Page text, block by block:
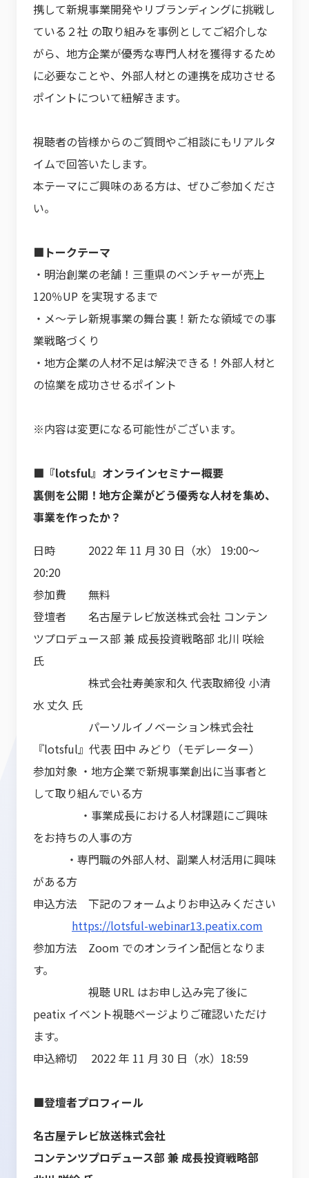
携して新規事業開発やリブランディングに挑戦し
ている２社 の取り組みを事例としてご紹介しな
がら、地方企業が優秀な専門人材を獲得するため
に必要なことや、外部人材との連携を成功させる
ポイントについて紐解きます。
視聴者の皆様からのご質問やご相談にもリアルタ
イムで回答いたします。
本テーマにご興味のある方は、ぜひご参加くださ
い。
■トークテーマ
・明治創業の老舗！三重県のベンチャーが売上
120％UP を実現するまで
・メ〜テレ新規事業の舞台裏！新たな領域での事
業戦略づくり
・地方企業の人材不足は解決できる！外部人材と
の協業を成功させるポイント
※内容は変更になる可能性がございます。
■『lotsful』オンラインセミナー概要
裏側を公開！地方企業がどう優秀な人材を集め、
事業を作ったか？
日時 2022 年 11 月 30 日（水） 19:00～
20:20
参加費 無料
登壇者 名古屋テレビ放送株式会社 コンテン
ツプロデュース部 兼 成長投資戦略部 北川 咲絵
氏
株式会社寿美家和久 代表取締役 小清
水 丈久 氏
パーソルイノベーション株式会社
『lotsful』代表 田中 みどり（モデレーター）
参加対象 ・地方企業で新規事業創出に当事者と
して取り組んでいる方
・事業成長における人材課題にご興味
をお持ちの人事の方
・専門職の外部人材、副業人材活用に興味
がある方
申込方法 下記のフォームよりお申込みください
https://lotsful-webinar13.peatix.com
参加方法 Zoom でのオンライン配信となりま
す。
視聴 URL はお申し込み完了後に
peatix イベント視聴ページよりご確認いただけ
ます。
申込締切 2022 年 11 月 30 日（水）18:59
■登壇者プロフィール
名古屋テレビ放送株式会社
コンテンツプロデュース部 兼 成長投資戦略部